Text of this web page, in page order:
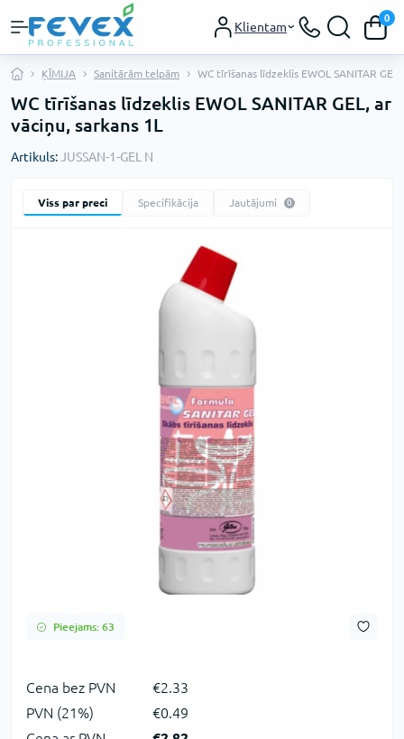
Klientam
0
ĶĪMIJA Sanitārām telpām WC tīrīšanas līdzeklis EWOL SANITAR
WC tīrīšanas līdzeklis EWOL SANITAR GEL, ar
vāciņu, sarkans 1L
Artikuls:JUSSAN-1-GEL N
Viss par preci Specifikācija Jautājumi 0
Pieejams: 63
Сena bez PVN
€2.33
PVN (21%)
€0.49